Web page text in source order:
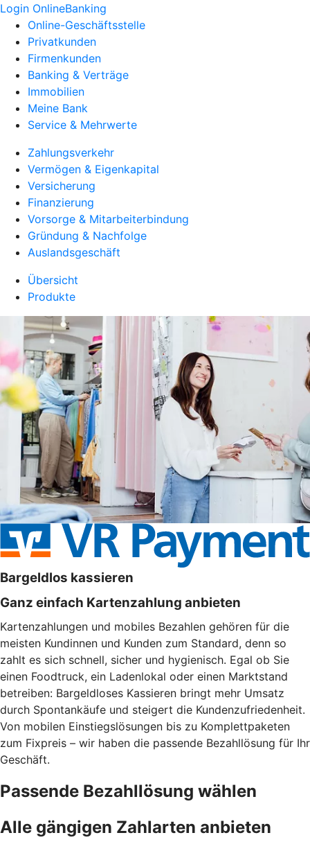
Login OnlineBanking
Online-Geschäftsstelle
Privatkunden
Firmenkunden
Banking & Verträge
Immobilien
Meine Bank
Service & Mehrwerte
Zahlungsverkehr
Vermögen & Eigenkapital
Versicherung
Finanzierung
Vorsorge & Mitarbeiterbindung
Gründung & Nachfolge
Auslandsgeschäft
Übersicht
Produkte
Bargeldlos kassieren
Ganz einfach Kartenzahlung anbieten
Kartenzahlungen und mobiles Bezahlen gehören für die
meisten Kundinnen und Kunden zum Standard, denn so
zahlt es sich schnell, sicher und hygienisch. Egal ob Sie
einen Foodtruck, ein Ladenlokal oder einen Marktstand
betreiben: Bargeldloses Kassieren bringt mehr Umsatz
durch Spontankäufe und steigert die Kundenzufriedenheit.
Von mobilen Einstiegslösungen bis zu Komplettpaketen
zum Fixpreis – wir haben die passende Bezahllösung für Ihr
Geschäft.
Passende Bezahllösung wählen
Alle gängigen Zahlarten anbieten